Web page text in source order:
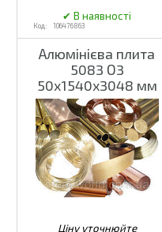
106476863
Алюмінієва плита
5083 О3
50х1540х3048 мм